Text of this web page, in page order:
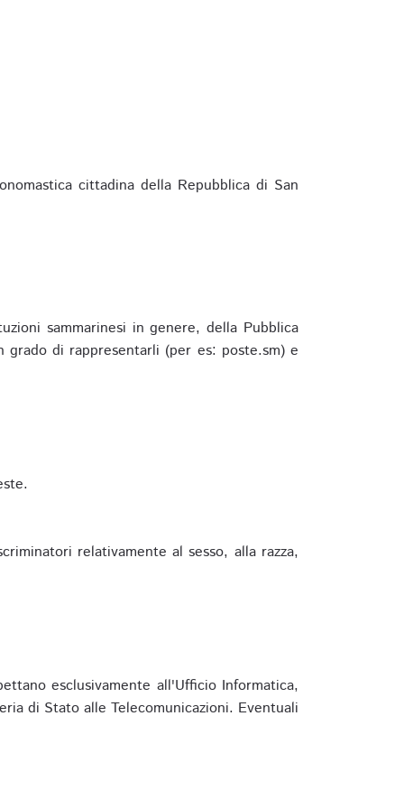
cittadina della Repubblica di San
sammarinesi in genere, della Pubblica
di rappresentarli (per es: poste.sm) e
relativamente al sesso, alla razza,
esclusivamente all'Ufficio Informatica,
di Stato alle Telecomunicazioni. Eventuali